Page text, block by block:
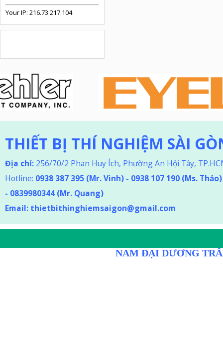
Your IP: 216.73.217.104
THIẾT BỊ THÍ NGHIỆM SÀI
Địa chỉ: 256/70/2 Phan Huy Ích, Phường An Hội Tây,
Hotline: 0938 387 395 (Mr. Vinh) - 0938 107 190 (Ms. Thảo)
- 0839980344 (Mr. Quang)
Email: thietbithinghiemsaigon@gmail.com
NAM ĐẠI DƯƠNG